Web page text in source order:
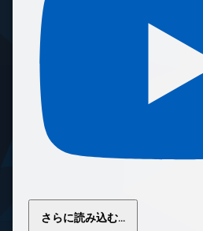
さらに読み込む...